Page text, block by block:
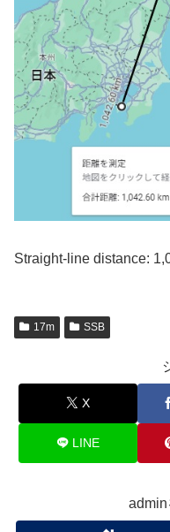
Straight-line distance:
17m SSB
X
LINE
admin